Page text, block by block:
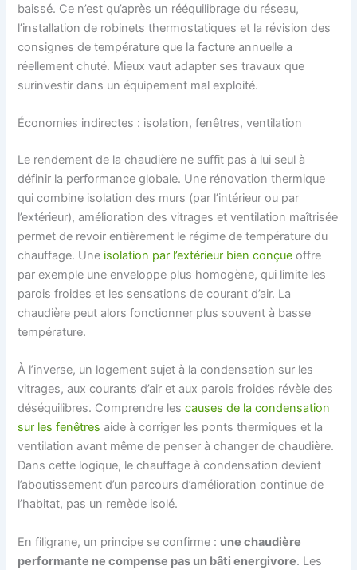
baissé. Ce n’est qu’après un rééquilibrage du réseau,
l’installation de robinets thermostatiques et la révision des
consignes de température que la facture annuelle a
réellement chuté. Mieux vaut adapter ses travaux que
surinvestir dans un équipement mal exploité.
Économies indirectes : isolation, fenêtres, ventilation
Le rendement de la chaudière ne suffit pas à lui seul à
définir la performance globale. Une rénovation thermique
qui combine isolation des murs (par l’intérieur ou par
l’extérieur), amélioration des vitrages et ventilation maîtrisée
permet de revoir entièrement le régime de température du
chauffage. Une isolation par l’extérieur bien conçue offre
par exemple une enveloppe plus homogène, qui limite les
parois froides et les sensations de courant d’air. La
chaudière peut alors fonctionner plus souvent à basse
température.
À l’inverse, un logement sujet à la condensation sur les
vitrages, aux courants d’air et aux parois froides révèle des
déséquilibres. Comprendre lescauses de la condensation
sur les fenêtres aide à corriger les ponts thermiques et la
ventilation avant même de penser à changer de chaudière.
Dans cette logique, le chauffage à condensation devient
l’aboutissement d’un parcours d’amélioration continue de
l’habitat, pas un remède isolé.
En filigrane, un principe se confirme : une chaudière
performante ne compense pas un bâti energivore. Les